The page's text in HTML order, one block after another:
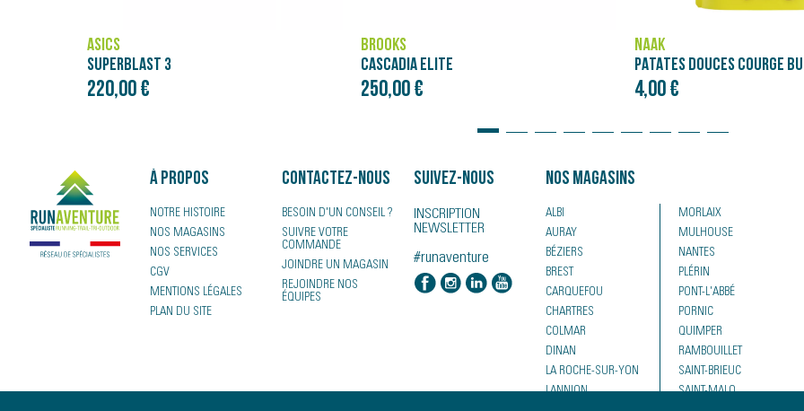
BROOKS
CASCADIA ELITE
250,00 €
NÄAK
4,00 €
ASICS
NOVABLAST 5
120,00 €
À propos
NOTRE HISTOIRE
NOS MAGASINS
NOS SERVICES
CGV
MENTIONS LÉGALES
PLAN DU SITE
Contactez-nous
BESOIN D'UN CONSEIL ?
SUIVRE VOTRE
COMMANDE
JOINDRE UN MAGASIN
REJOINDRE NOS
ÉQUIPES
Suivez-nous
INSCRIPTION
NEWSLETTER
#runaventure
Nos magasins
ALBI
AURAY
BÉZIERS
BREST
CARQUEFOU
CHARTRES
COLMAR
DINAN
LA ROCHE-SUR-YON
LANNION
MORLAIX
MULHOUSE
NANTES
PLÉRIN
PONT-L'ABBÉ
PORNIC
QUIMPER
RAMBOUILLET
SAINT-BRIEUC
SAINT-MALO